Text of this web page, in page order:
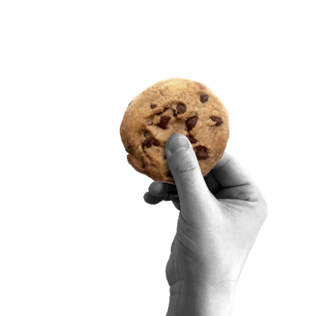
Sitra’s Digital Communication and Web Services